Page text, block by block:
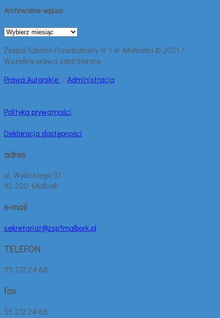
Archiwalne wpisy:
Archiwalne
Zespół Szkolno-Przedszkolny nr 1 w Malborku © 2021 /
Wszelkie prawa zastrzeżone
Prawa Autorskie /Administracja
Polityka prywatności
Deklaracja dostępności
adres
ul. Wybickiego 32
82-200 Malbork
e-mail
sekretariat@zsp1malbork.pl
TELEFON
55 272 24 68
fax
55 272 24 68